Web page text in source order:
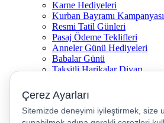
Karne Hediyeleri
Kurban Bayramı Kampanyası
Resmi Tatil Günleri
Pasaj Ödeme Teklifleri
Anneler Günü Hediyeleri
Babalar Günü
Taksitli Harikalar Diyarı
iPhone 17
iPhone 16
iPhone Air